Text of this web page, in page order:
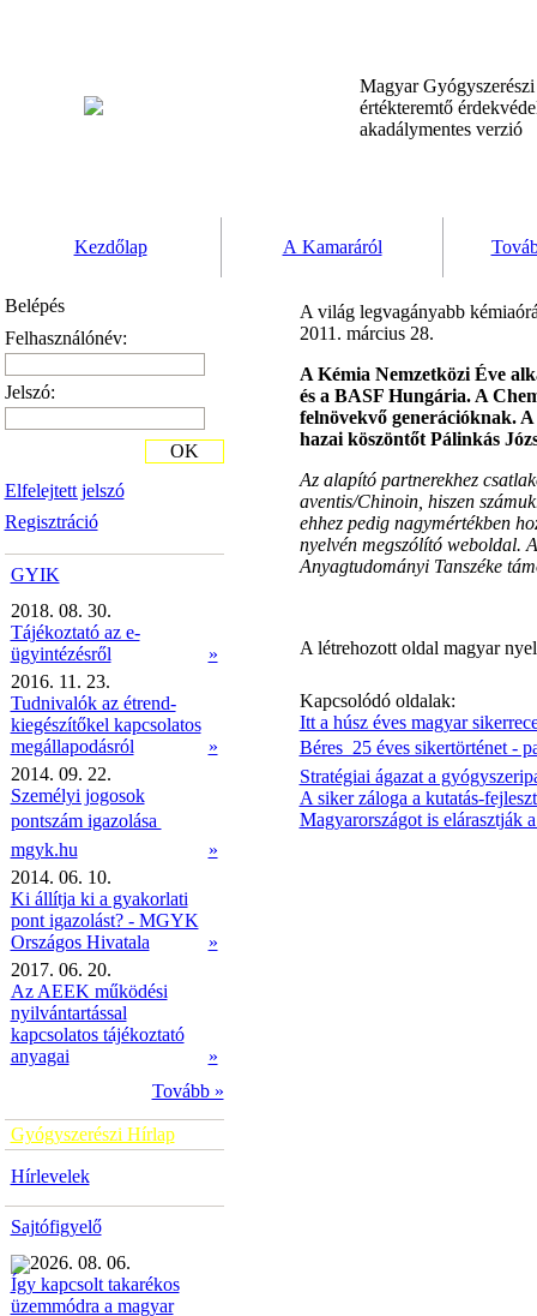
Magyar
értékteremtő
akadálymentes verzió
Kezdőlap A Kamaráról
Belépés
Felhasználónév:
Jelszó:
Elfelejtett jelszó
Regisztráció
OK
GYIK
2018. 08. 30.
Tájékoztató az e-
ügyintézésről
»
2016. 11. 23.
Tudnivalók az étrend-
kiegészítőkel kapcsolatos
megállapodásról
»
2014. 09. 22.
Személyi jogosok
pontszám igazolása 
mgyk.hu
»
2014. 06. 10.
Ki állítja ki a gyakorlati
pont igazolást? - MGYK
Országos Hivatala
»
2017. 06. 20.
Az AEEK működési
nyilvántartással
kapcsolatos tájékoztató
anyagai
»
Tovább »
Gyógyszerészi Hírlap
Hírlevelek
Sajtófigyelő
2026. 08. 06.
Így kapcsolt takarékos
üzemmódra a magyar
A világ legvagányabb
2011. március 28.
A Kémia Nemzetközi Éve
és a BASF Hungária. A
felnövekvő generációknak.
hazai köszöntőt Pálinkás
Az alapító partnerekhez
aventis/Chinoin, hiszen
ehhez pedig nagymértékben
nyelvén megszólító weboldal.
Anyagtudományi Tanszéke
A létrehozott oldal magyar
Kapcsolódó oldalak:
Itt a húsz éves magyar
Béres  25 éves sikertörténet -
Stratégiai ágazat a
A siker záloga a kutatás-
Magyarországot is elárasztják